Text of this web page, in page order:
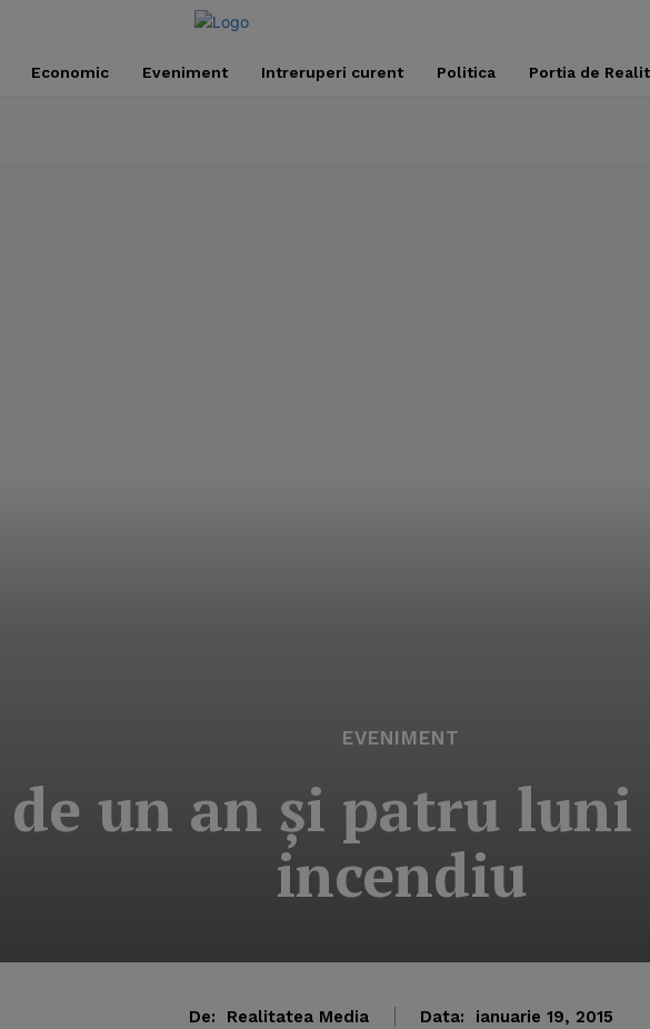
Economic Eveniment Intreruperi curent Politica Portia de
EVENIMENT
de un an şi patru
incendiu
De: Realitatea Media Data: ianuarie 19, 2015